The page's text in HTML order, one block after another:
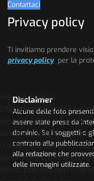
Contattaci
Privacy policy
Ti invitiamo prendere
privacy policyper la
Disclaimer
Alcune delle foto
essere state prese da
dominio. Se i soggetti o
contrario alla
alla redazione che
delle immagini utilizzate.
We use cookies
Utilizziamo i cookie sul
essenziali per il
aiutano a migliorare
(cookie di
consentire o meno i
rifiuti, potresti non